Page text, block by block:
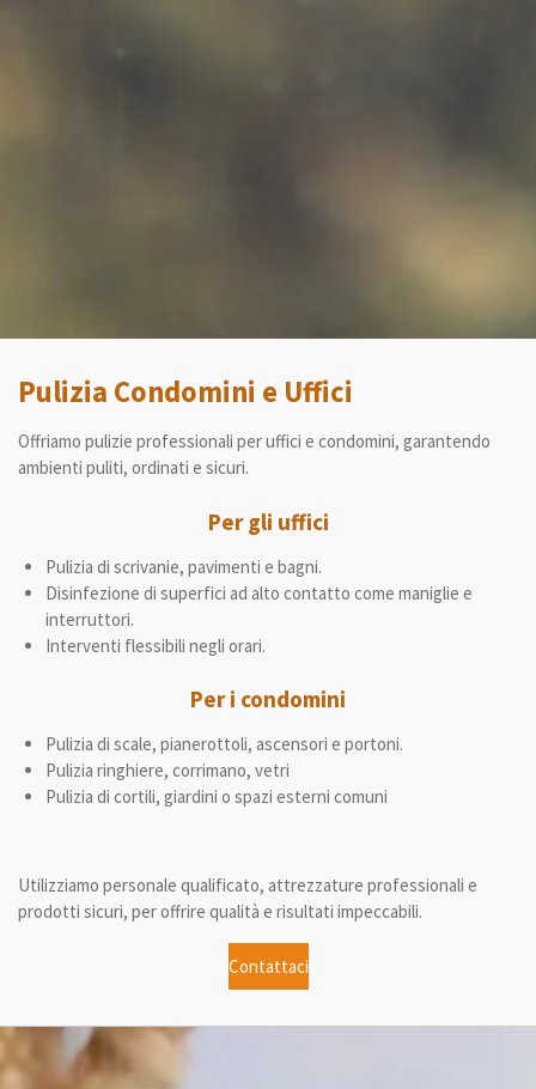
Pulizia Condomini e Uffici
Offriamo pulizie professionali per uffici e condomini, garantendo
ambienti puliti, ordinati e sicuri.
Per gli uffici
Pulizia di scrivanie, pavimenti e bagni.
Disinfezione di superfici ad alto contatto come maniglie e
interruttori.
Interventi flessibili negli orari.
Per i condomini
Pulizia di scale, pianerottoli, ascensori e portoni.
Pulizia ringhiere, corrimano, vetri
Pulizia di cortili, giardini o spazi esterni comuni
Utilizziamo personale qualificato, attrezzature professionali e
prodotti sicuri, per offrire qualità e risultati impeccabili.
Contattaci